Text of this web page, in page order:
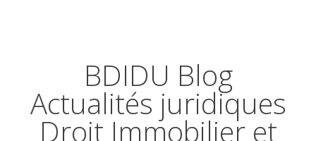
BDIDU Blog
Actualités juridiques
Droit Immobilier et